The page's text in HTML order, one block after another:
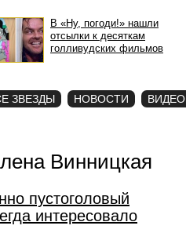
В «Ну, погоди!» нашли
отсылки к десяткам
голливудских фильмов
ЗВЕЗДЫ НОВОСТИ ВИДЕО
Винницкая
пустоголовый
интересовало